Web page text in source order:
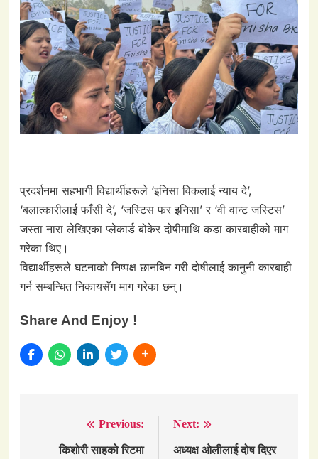
प्रदर्शनमा सहभागी विद्यार्थीहरूले ‘इनिसा विकलाई न्याय दे’,
‘बलात्कारीलाई फाँसी दे’, ‘जस्टिस फर इनिसा’ र ‘वी वान्ट जस्टिस’
जस्ता नारा लेखिएका प्लेकार्ड बोकेर दोषीमाथि कडा कारबाहीको माग
गरेका थिए।
विद्यार्थीहरूले घटनाको निष्पक्ष छानबिन गरी दोषीलाई कानुनी कारबाही
गर्न सम्बन्धित निकायसँग माग गरेका छन्।
Share And Enjoy !
navigation
Previous:
किशोरी साहको रिटमा
Next:
अध्यक्ष ओलीलाई दोष दिएर